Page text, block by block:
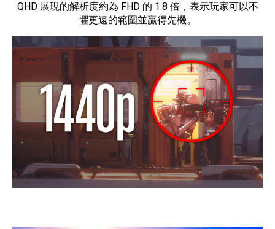
QHD 展現的解析度約為 FHD 的 1.8 倍，表示玩家可以不
懼更遠的範圍並贏得先機。